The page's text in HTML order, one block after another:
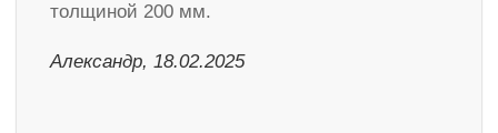
толщиной 200 мм.
Александр, 18.02.2025